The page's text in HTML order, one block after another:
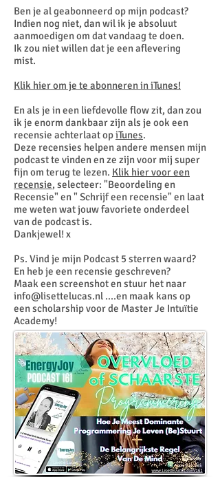
Ben je al geabonneerd op mijn podcast?
Indien nog niet, dan wil ik je absoluut
aanmoedigen om dat vandaag te doen.
Ik zou niet willen dat je een aflevering
mist.
Klik hier om je te abonneren in iTunes!
En als je in een liefdevolle flow zit, dan zou
ik je enorm dankbaar zijn als je ook een
recensie achterlaat opiTunes.
Deze recensies helpen andere mensen mijn
podcast te vinden en ze zijn voor mij super
fijn om terug te lezen. Klik hier voor een
recensie, selecteer: "Beoordeling en
Recensie" en " Schrijf een recensie" en laat
me weten wat jouw favoriete onderdeel
van de podcast is.
Dankjewel! x
Ps. Vind je mijn Podcast 5 sterren waard?
En heb je een recensie geschreven?
Maak een screenshot en stuur het naar
info@lisettelucas.nl ....en maak kans op
een scholarship voor de Master Je Intuïtie
Academy!